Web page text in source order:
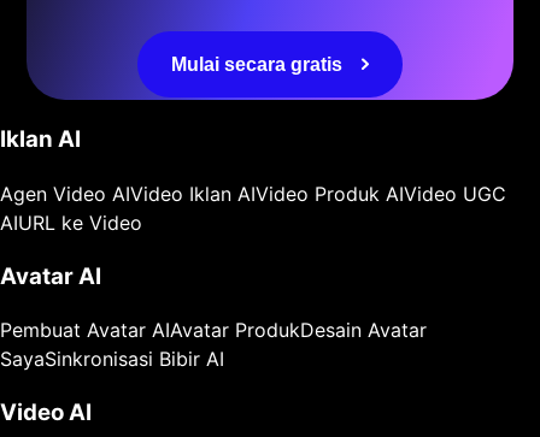
Mulai secara gratis
Iklan AI
Agen Video AIVideo Iklan AIVideo Produk AIVideo UGC
AIURL ke Video
Avatar AI
Pembuat Avatar AIAvatar ProdukDesain Avatar
SayaSinkronisasi Bibir AI
Video AI